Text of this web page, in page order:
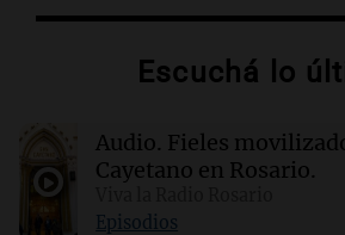
La insólita charla entre un
TC Pick Up: Las "Chatas del
Argentino" vuelven al
Octubre.
Escuchá lo
Audio. Fieles
Cayetano en Rosario.
Episodios